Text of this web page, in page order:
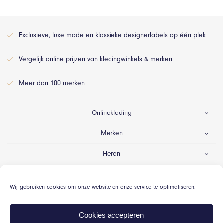
Wij gebruiken cookies om onze website en onze service te optimaliseren.
Cookies accepteren
Exclusieve, luxe mode en klassieke designerlabels op één plek
Vergelijk online prijzen van kledingwinkels & merken
Meer dan 100 merken
Onlinekleding
Merken
Heren